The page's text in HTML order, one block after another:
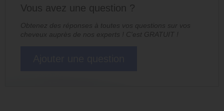
Vous avez une question ?
Obtenez des réponses à toutes vos questions sur vos
cheveux auprès de nos experts ! C'est GRATUIT !